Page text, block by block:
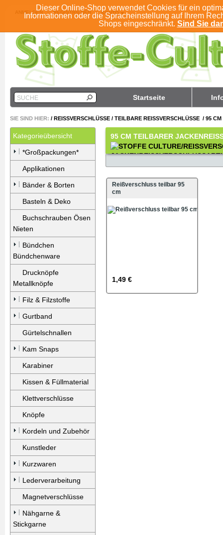
Dieser Online-Shop verwendet Cookies für ein
Informationen oder die Spracheinstellung auf Ihrem
Shops eingeschränkt. Sind Sie
ANMELDEN REGISTRIEREN KONTO
Startseite
SUCHE
SIE SIND HIER: / REISSVERSCHLÜSSE / TEILBARE REISSVERSCHLÜSSE / 95 CM
Kategorieübersicht
*Großpackungen*
Applikationen
Bänder & Borten
Basteln & Deko
Buchschrauben Ösen
Nieten
Bündchen
Bündchenware
Drucknöpfe
Metallknöpfe
Filz & Filzstoffe
Gurtband
Gürtelschnallen
Kam Snaps
Karabiner
Kissen & Füllmaterial
Klettverschlüsse
Knöpfe
Kordeln und Zubehör
Kunstleder
Kurzwaren
Lederverarbeitung
Magnetverschlüsse
Nähgarne &
Stickgarne
95 CM TEILBARER
Reißverschluss teilbar 95
cm
1,49 €